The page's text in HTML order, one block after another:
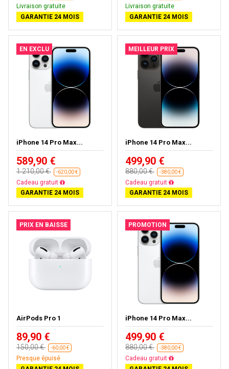
Livraison gratuite
GARANTIE 24 MOIS
Livraison gratuite
GARANTIE 24 MOIS
EN EXCLU
iPhone 14 Pro Max...
589,90 €
1 210,00 € -620,00 €
Livraison gratuite
GARANTIE 24 MOIS
MEILLEUR PRIX
iPhone 14 Pro Max...
499,90 €
880,00 € -380,00 €
Livraison gratuite
GARANTIE 24 MOIS
PRIX EN BAISSE
AirPods Pro 1
89,90 €
150,00 € -60,00 €
Presque épuisé
PROMOTION
iPhone 14 Pro Max...
499,90 €
880,00 € -380,00 €
Livraison gratuite